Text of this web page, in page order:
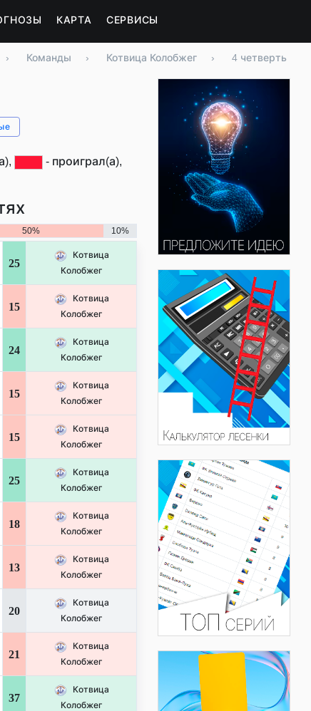
КАРТА СЕРВИСЫ
› Команды › Котвица Колобжег › 4 четверть
- проиграл(а),
50% 10%
25
Котвица
Колобжег
15
Котвица
Колобжег
24
Котвица
Колобжег
15
Котвица
Колобжег
15
Котвица
Колобжег
25
Котвица
Колобжег
18
Котвица
Колобжег
13
Котвица
Колобжег
20
Котвица
Колобжег
21
Котвица
Колобжег
37
Котвица
Колобжег